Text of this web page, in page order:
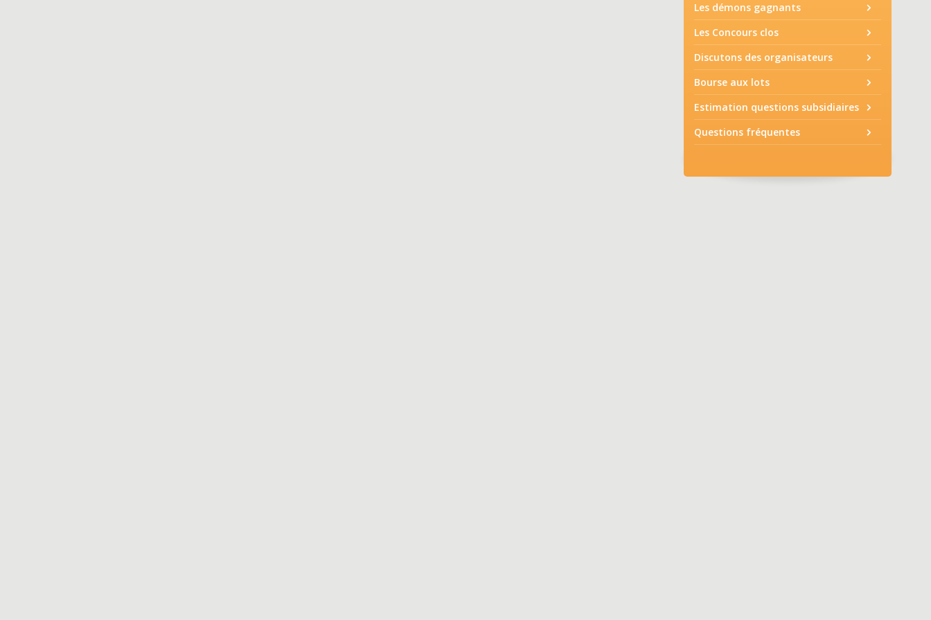
Les démons gagnants
Les Concours clos
Discutons des organisateurs
Bourse aux lots
Estimation questions subsidiaires
Questions fréquentes